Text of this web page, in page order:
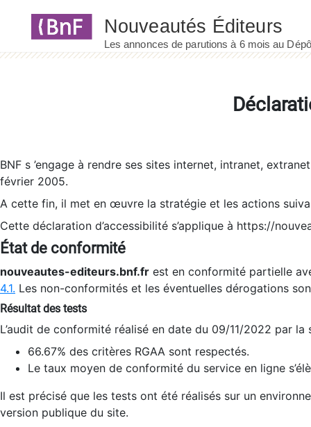
BNF s ’engage à rendre ses sites internet, intranet,
février 2005.
A cette fin, il met en œuvre la stratégie et les actions
Cette déclaration d’accessibilité s’applique à https://
État de conformité
nouveautes-editeurs.bnf.fr est en conformité partielle
4.1. Les non-conformités et les éventuelles dérogations
Résultat des tests
L’audit de conformité réalisé en date du 09/11/2022 par
66.67% des critères RGAA sont respectés.
Le taux moyen de conformité du service en ligne
Il est précisé que les tests ont été réalisés sur un
version publique du site.